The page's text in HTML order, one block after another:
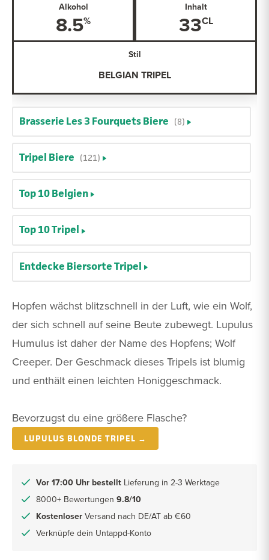
Hopfen wächst blitzschnell in der Luft, wie ein Wolf,
der sich schnell auf seine Beute zubewegt. Lupulus
Humulus ist daher der Name des Hopfens; Wolf
Creeper. Der Geschmack dieses Tripels ist blumig
und enthält einen leichten Honiggeschmack.
Bevorzugst du eine größere Flasche?
LUPULUS BLONDE TRIPEL →
Vor 17:00 Uhr bestellt Lieferung in 2-3 Werktage
8000+ Bewertungen 9.8/10
Kostenloser Versand nach DE/AT ab €60
Verknüpfe dein Untappd-Konto
Alkohol
8.5
Inhalt
33
Stil
BELGIAN TRIPEL
Brasserie Les 3 Fourquets Biere (8)
Tripel Biere (121)
Top 10 Belgien
Top 10 Tripel
Entdecke Biersorte Tripel